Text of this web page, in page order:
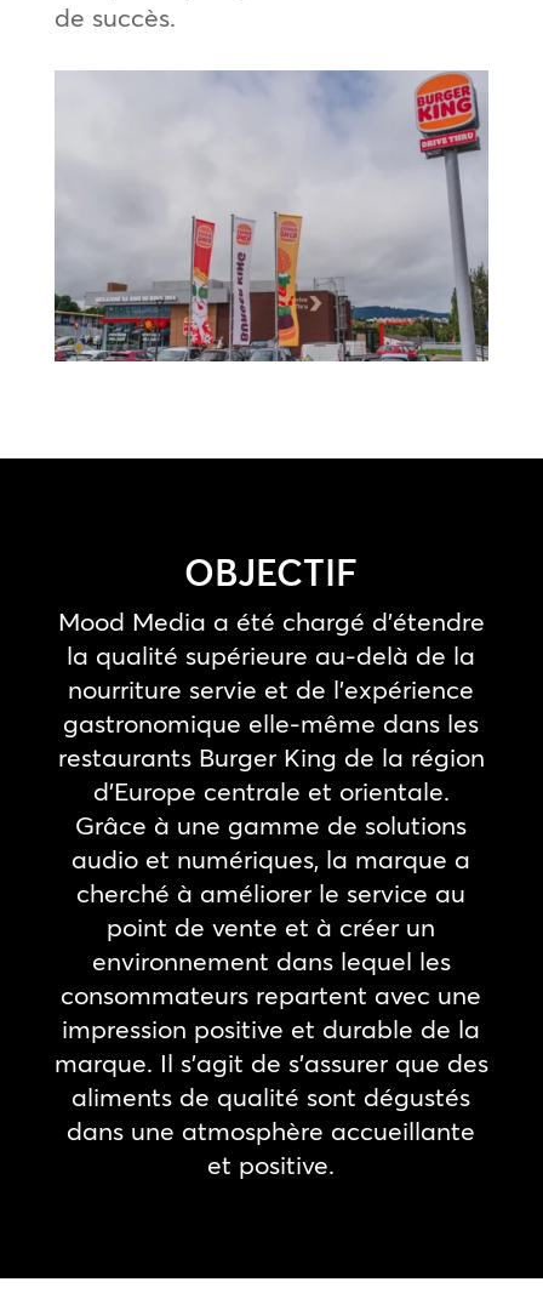
de succès.
OBJECTIF
Mood Media a été chargé d’étendre
la qualité supérieure au-delà de la
nourriture servie et de l’expérience
gastronomique elle-même dans les
restaurants Burger King de la région
d’Europe centrale et orientale.
Grâce à une gamme de solutions
audio et numériques, la marque a
cherché à améliorer le service au
point de vente et à créer un
environnement dans lequel les
consommateurs repartent avec une
impression positive et durable de la
marque. Il s’agit de s’assurer que des
aliments de qualité sont dégustés
dans une atmosphère accueillante
et positive.